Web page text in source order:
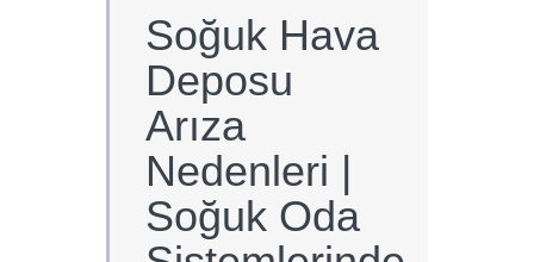
Soğuk Hava
Deposu
Arıza
Nedenleri |
Soğuk Oda